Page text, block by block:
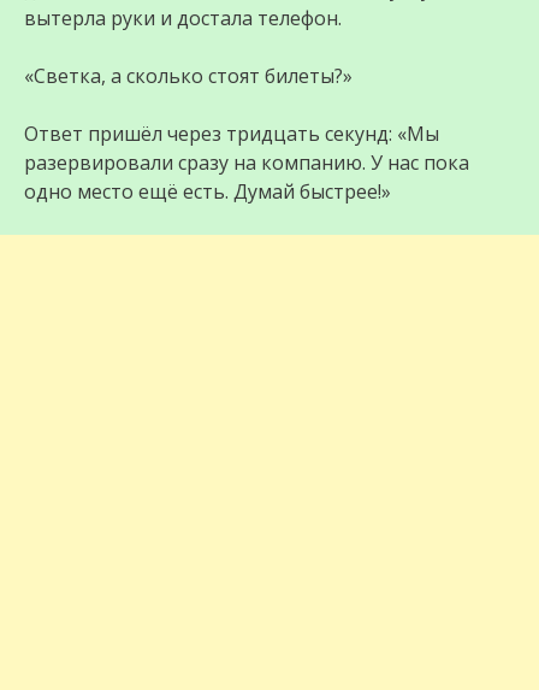
вытерла руки и достала телефон.
«Светка, а сколько стоят билеты?»
Ответ пришёл через тридцать секунд: «Мы
разервировали сразу на компанию. У нас пока
одно место ещё есть. Думай быстрее!»